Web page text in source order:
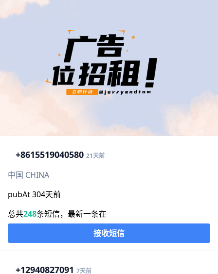
+8615519040580 21天前
中国 CHINA
pubAt 304天前
总共248条短信，最新一条在
接收短信
+12940827091 7天前